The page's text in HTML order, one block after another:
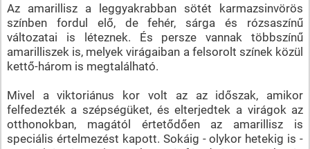
Az amarillisz a leggyakrabban sötét karmazsinvörös
színben fordul elő, de fehér, sárga és rózsaszínű
változatai is léteznek. És persze vannak többszínű
amarilliszek is, melyek virágaiban a felsorolt színek közül
kettő-három is megtalálható.
Mivel a viktoriánus kor volt az az időszak, amikor
felfedezték a szépségüket, és elterjedtek a virágok az
otthonokban, magától értetődően az amarillisz is
speciális értelmezést kapott. Sokáig - olykor hetekig is -